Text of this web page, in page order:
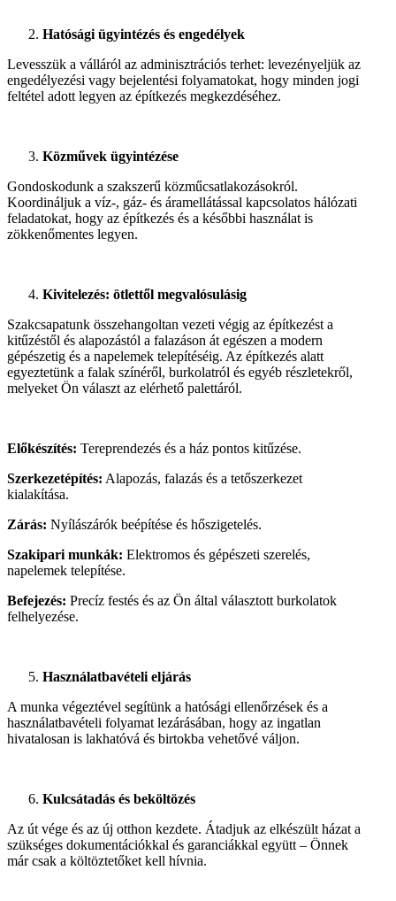
Hatósági ügyintézés és engedélyek
Levesszük a válláról az adminisztrációs terhet: levezényeljük az
engedélyezési vagy bejelentési folyamatokat, hogy minden jogi
feltétel adott legyen az építkezés megkezdéséhez.
Közművek ügyintézése
Gondoskodunk a szakszerű közműcsatlakozásokról.
Koordináljuk a víz-, gáz- és áramellátással kapcsolatos hálózati
feladatokat, hogy az építkezés és a későbbi használat is
zökkenőmentes legyen.
Kivitelezés: ötlettől megvalósulásig
Szakcsapatunk összehangoltan vezeti végig az építkezést a
kitűzéstől és alapozástól a falazáson át egészen a modern
gépészetig és a napelemek telepítéséig. Az építkezés alatt
egyeztetünk a falak színéről, burkolatról és egyéb részletekről,
melyeket Ön választ az elérhető palettáról.
Előkészítés: Tereprendezés és a ház pontos kitűzése.
Szerkezetépítés: Alapozás, falazás és a tetőszerkezet
kialakítása.
Zárás: Nyílászárók beépítése és hőszigetelés.
Szakipari munkák: Elektromos és gépészeti szerelés,
napelemek telepítése.
Befejezés: Precíz festés és az Ön által választott burkolatok
felhelyezése.
Használatbavételi eljárás
A munka végeztével segítünk a hatósági ellenőrzések és a
használatbavételi folyamat lezárásában, hogy az ingatlan
hivatalosan is lakhatóvá és birtokba vehetővé váljon.
Kulcsátadás és beköltözés
Az út vége és az új otthon kezdete. Átadjuk az elkészült házat a
szükséges dokumentációkkal és garanciákkal együtt – Önnek
már csak a költöztetőket kell hívnia.